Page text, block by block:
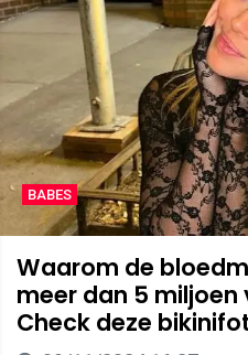
BABES
Waarom de
meer dan 5
Check deze